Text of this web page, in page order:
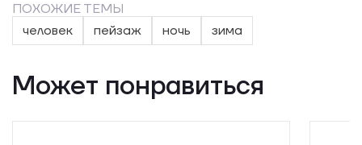
ПОХОЖИЕ ТЕМЫ
человек
пейзаж ночь зима
Может понравиться